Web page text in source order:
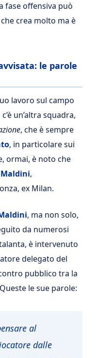
fase offensiva può
crea molto ma è
le parole
lavoro sul campo
un’altra squadra,
, che è sempre
, in particolare sui
ormai, è noto che
,
ex Milan.
, ma non solo,
da numerosi
è intervenuto
delegato del
pubblico tra la
le sue parole:
al
dalle